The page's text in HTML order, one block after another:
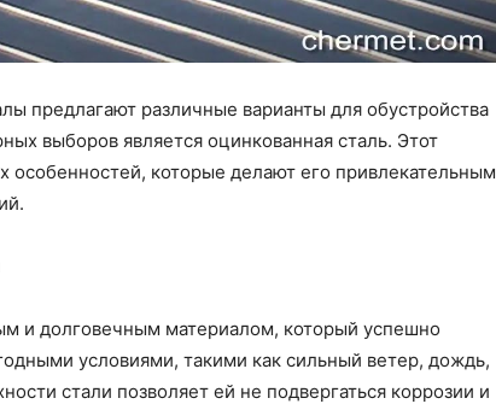
предлагают различные варианты для обустройства
выборов является оцинкованная сталь. Этот
особенностей, которые делают его привлекательным
и долговечным материалом, который успешно
условиями, такими как сильный ветер, дождь,
стали позволяет ей не подвергаться коррозии и